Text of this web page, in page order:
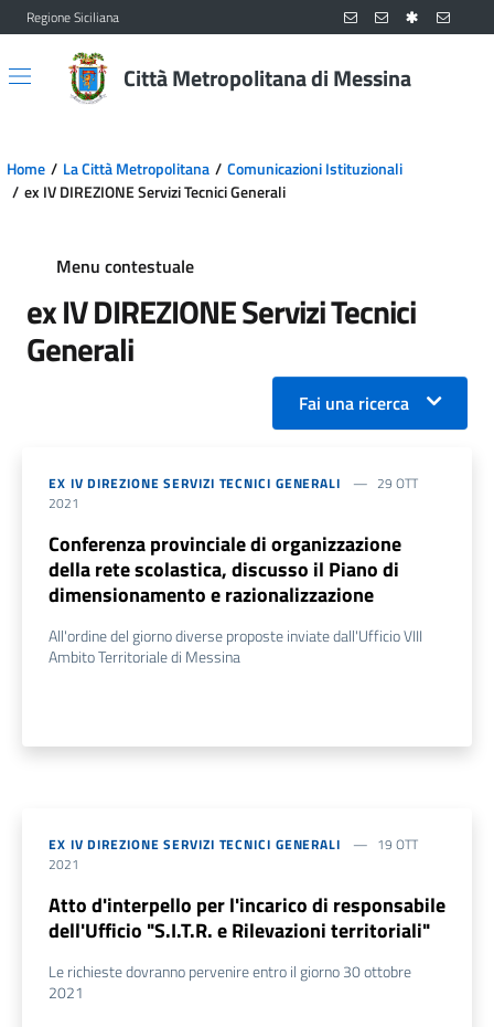
Vai al contenuto principale
Vai al menu principale
Regione Siciliana
Città Metropolitana di Messina
Home La Città Metropolitana
Comunicazioni Istituzionali
ex IV DIREZIONE Servizi Tecnici Generali
Menu contestuale
ex IV DIREZIONE Servizi Tecnici
Generali
Fai una ricerca
EX IV DIREZIONE SERVIZI TECNICI GENERALI
29 OTT
2021
Conferenza provinciale di organizzazione
della rete scolastica, discusso il Piano di
dimensionamento e razionalizzazione
All'ordine del giorno diverse proposte inviate dall'Ufficio VIII
Ambito Territoriale di Messina
EX IV DIREZIONE SERVIZI TECNICI GENERALI
19 OTT
2021
Atto d'interpello per l'incarico di responsabile
dell'Ufficio "S.I.T.R. e Rilevazioni territoriali"
Le richieste dovranno pervenire entro il giorno 30 ottobre
2021